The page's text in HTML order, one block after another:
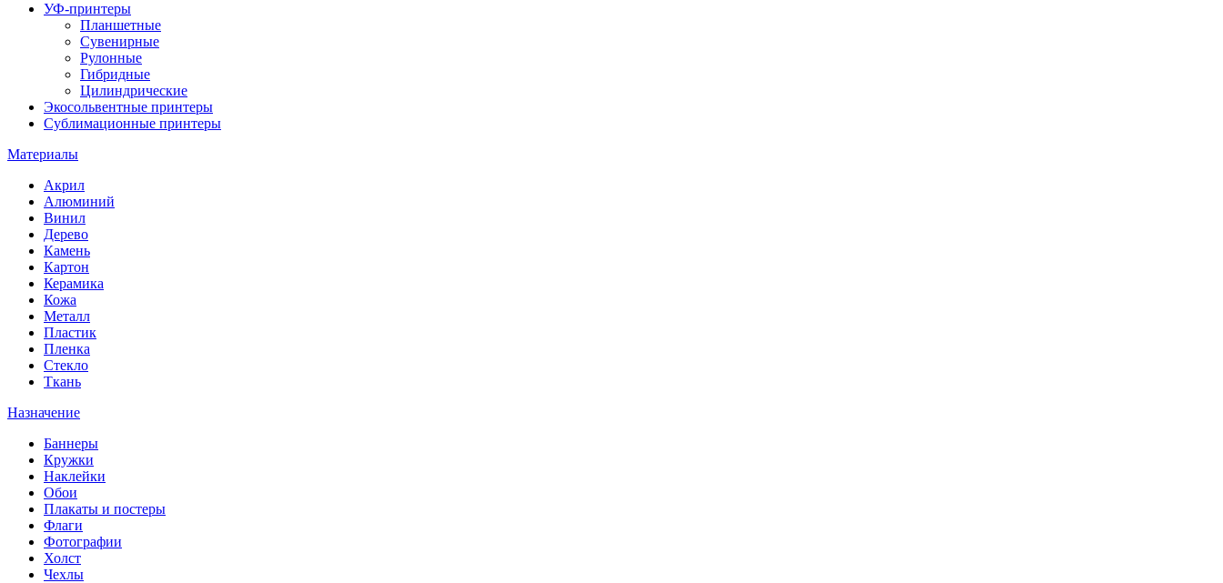
УФ-принтеры
Планшетные
Сувенирные
Рулонные
Гибридные
Цилиндрические
Экосольвентные принтеры
Сублимационные принтеры
Материалы
Акрил
Алюминий
Винил
Дерево
Камень
Картон
Керамика
Кожа
Металл
Пластик
Пленка
Стекло
Ткань
Назначение
Баннеры
Кружки
Наклейки
Обои
Плакаты и постеры
Флаги
Фотографии
Холст
Чехлы